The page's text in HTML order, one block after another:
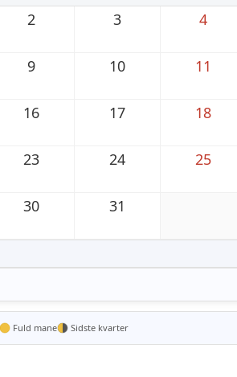
2 3 4
9 10 11
16 17 18
23 24 25
30 31
Fuld mane Sidste kvarter